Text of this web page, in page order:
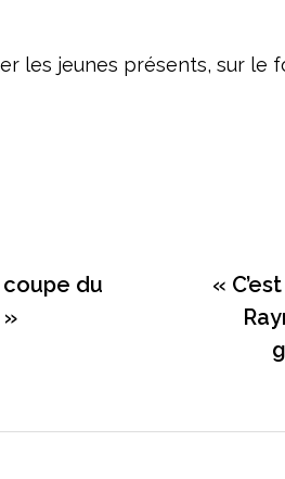
les jeunes présents, sur le
du
«